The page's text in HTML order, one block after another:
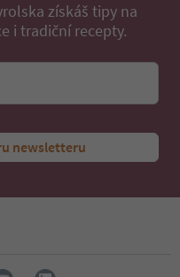
získáš tipy na
i tradiční recepty.
newsletteru